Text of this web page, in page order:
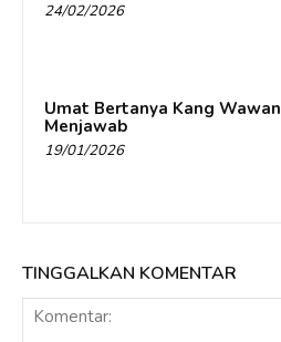
24/02/2026
Umat Bertanya Kang Wawan
Menjawab
19/01/2026
TINGGALKAN KOMENTAR